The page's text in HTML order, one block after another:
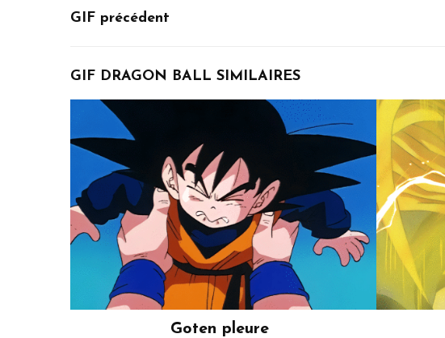
GIF précédent
GIF DRAGON BALL SIMILAIRES
Goten pleure